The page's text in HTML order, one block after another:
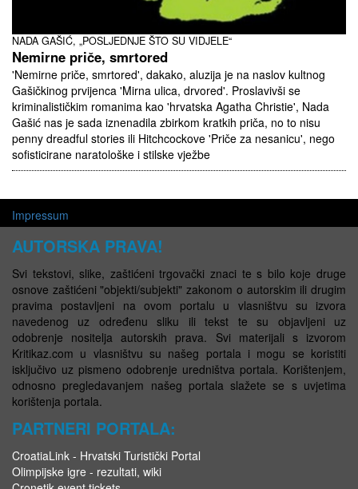
NADA GAŠIĆ, „POSLJEDNJE ŠTO SU VIDJELE“
Nemirne priče, smrtored
'Nemirne priče, smrtored', dakako, aluzija je na naslov kultnog
Gašičkinog prvijenca 'Mirna ulica, drvored'. Proslavivši se
kriminalističkim romanima kao 'hrvatska Agatha Christie', Nada
Gašić nas je sada iznenadila zbirkom kratkih priča, no to nisu
penny dreadful stories ili Hitchcockove 'Priče za nesanicu', nego
sofisticirane naratološke i stilske vježbe
Impressum
AUTORSKA PRAVA!
Svi tekstovi, slike, zaštićeni trgovački znaci te s bilo koje druge
osnove zaštićeni "objekti/subjekti" zakonom o autorskim ili drugim
pravima postavljeni na ovom portalu u vlasništvu su izvora
navedenog uz određenu sliku ili tekst te su objavljeni uz
odobrenje nositelja autorskih prava. Svi materijali s izvorom
Kritikaz.com u vlasništvu su našeg portala i mogu se koristiti
isključivo uz pismeno odobrenje uredništva portala. Korištenjem,
odnosno pregledavanjem našeg portala slažete se s uvjetima
korištenja portala.
PARTNERI PORTALA:
CroatiaLink - Hrvatski Turistički Portal
Olimpijske igre - rezultati, wiki